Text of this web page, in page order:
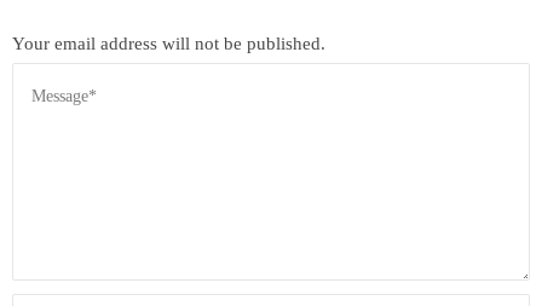
Your email address will not be published.